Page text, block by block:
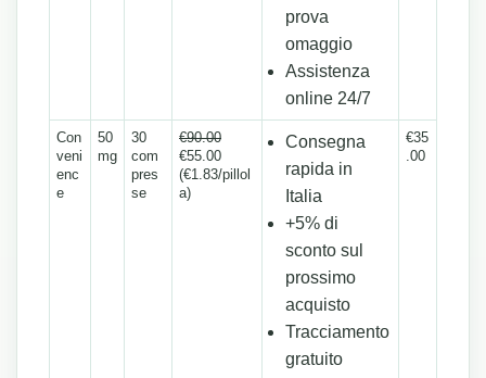
prova
omaggio
Assistenza
online 24/7
Con
veni
enc
e
50
mg
30
com
pres
se
€90.00
€55.00
(€1.83/pillol
a)
Consegna
rapida in
Italia
+5% di
sconto sul
prossimo
acquisto
Tracciamento
gratuito
€35
.00